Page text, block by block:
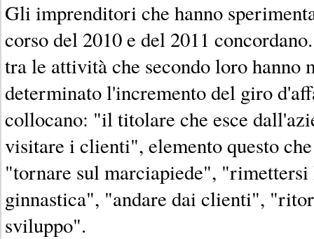
Gli imprenditori che hanno
corso del 2010 e del 2011
tra le attività che secondo loro hanno
determinato l'incremento del giro
collocano: "il titolare che esce
visitare i clienti", elemento questo
"tornare sul marciapiede", "rimettersi
ginnastica", "andare dai clienti",
sviluppo".